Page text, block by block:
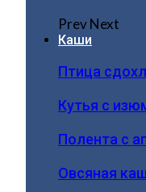
PrevNext
Каши
Птица
Кутья с
Полента с
Овсяная